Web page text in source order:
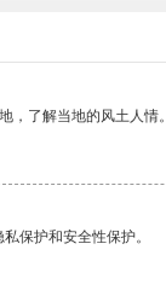
，了解当地的风土人情。
保护和安全性保护。